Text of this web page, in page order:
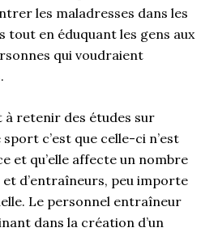
les maladresses dans les
en éduquant les gens aux
qui voudraient
à retenir des études sur
c’est que celle-ci n’est
et qu’elle affecte un nombre
d’entraîneurs, peu importe
Le personnel entraîneur
dans la création d’un